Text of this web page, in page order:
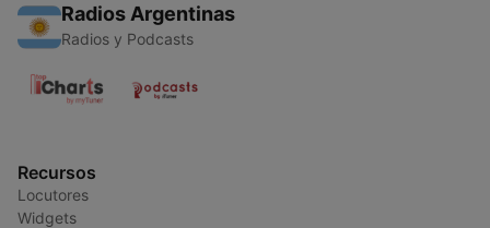
Radios Argentinas
Radios y Podcasts
Recursos
Locutores
Widgets